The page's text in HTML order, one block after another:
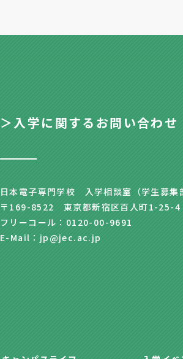
＞入学に関するお問い合わせ
日本電子専門学校 入学相談室（学生募集
〒169-8522 東京都新宿区百人町1-25-4
フリーコール：0120-00-9691
E-Mail：jp@jec.ac.jp